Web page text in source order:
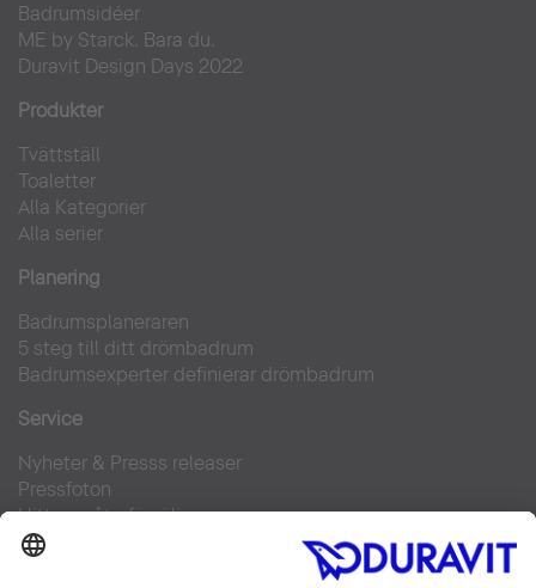
Badrumsidéer
ME by Starck. Bara du.
Duravit Design Days 2022
Produkter
Tvättställ
Toaletter
Alla Kategorier
Alla serier
Planering
Badrumsplaneraren
5 steg till ditt drömbadrum
Badrumsexperter definierar drömbadrum
Service
Nyheter & Presss releaser
Pressfoton
Hitta en återförsäljare
FAQs